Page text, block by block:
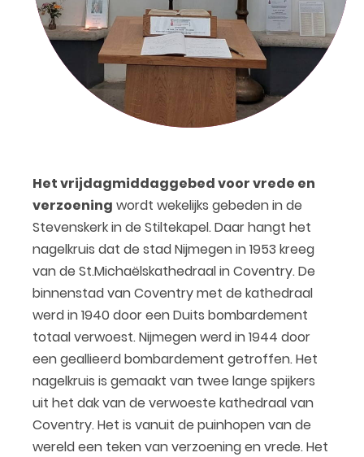
Het vrijdagmiddaggebed voor vrede en
verzoening wordt wekelijks gebeden in de
Stevenskerk in de Stiltekapel. Daar hangt het
nagelkruis dat de stad Nijmegen in 1953 kreeg
van de St.Michaëlskathedraal in Coventry. De
binnenstad van Coventry met de kathedraal
werd in 1940 door een Duits bombardement
totaal verwoest. Nijmegen werd in 1944 door
een geallieerd bombardement getroffen. Het
nagelkruis is gemaakt van twee lange spijkers
uit het dak van de verwoeste kathedraal van
Coventry. Het is vanuit de puinhopen van de
wereld een teken van verzoening en vrede. Het